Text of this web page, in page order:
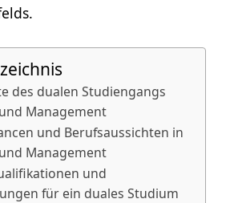
des dualen Studiengangs
Management
und Berufsaussichten in
Management
und
für ein duales Studium